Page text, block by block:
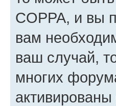
COPPA, и вы
вам
ваш случай,
многих